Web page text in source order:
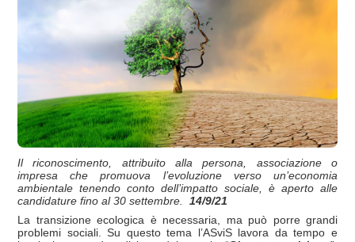
Il riconoscimento, attribuito alla persona, associazione o
impresa che promuova l’evoluzione verso un’economia
ambientale tenendo conto dell’impatto sociale, è aperto alle
candidature fino al 30 settembre. 14/9/21
La transizione ecologica è necessaria, ma può porre grandi
problemi sociali. Su questo tema l’ASviS lavora da tempo e